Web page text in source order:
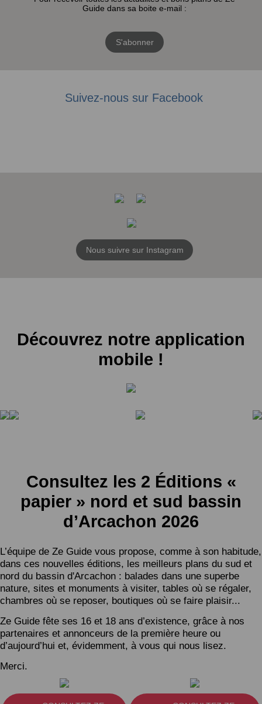
Guide dans sa boite e-mail :
S'abonner
Suivez-nous sur Facebook
Nous suivre sur Instagram
Découvrez notre application
mobile !
Consultez les 2 Éditions «
papier » nord et sud bassin
d’Arcachon 2026
L’équipe de Ze Guide vous propose, comme à son habitude,
dans ces nouvelles éditions, les meilleurs plans du sud et
nord du bassin d'Arcachon : balades dans une superbe
nature, sites et monuments à visiter, tables où se régaler,
chambres où se reposer, boutiques où se faire plaisir...
Ze Guide fête ses 16 et 18 ans d’existence, grâce à nos
partenaires et annonceurs de la première heure ou
d’aujourd’hui et, évidemment, à vous qui nous lisez.
Merci.